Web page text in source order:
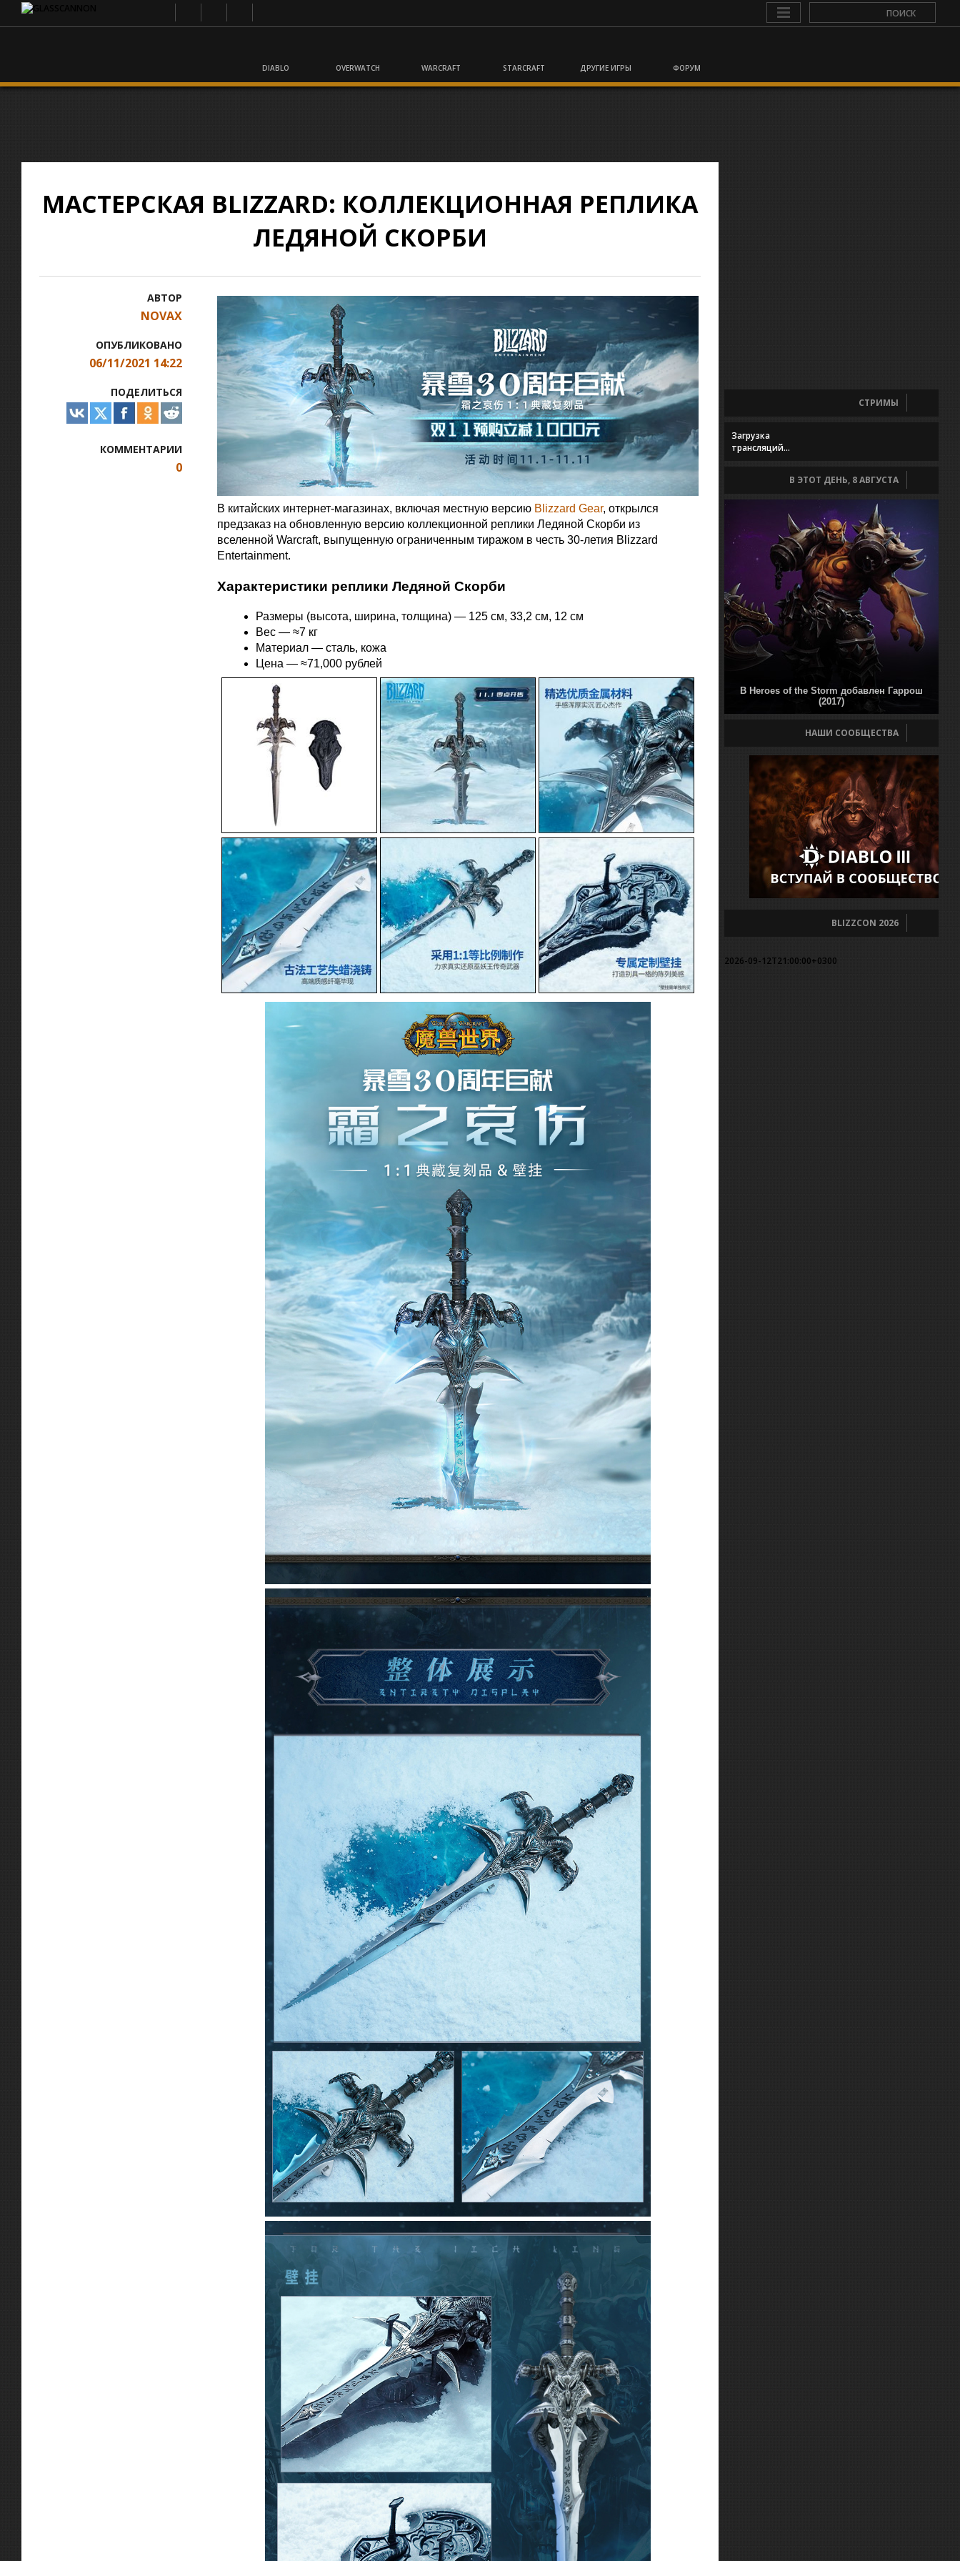
DIABLO OVERWATCH WARCRAFT STARCRAFT ДРУГИЕ ИГРЫ ФОРУМ
МАСТЕРСКАЯ BLIZZARD: КОЛЛЕКЦИОННАЯ РЕПЛИКА
ЛЕДЯНОЙ СКОРБИ
АВТОР
NOVAX
ОПУБЛИКОВАНО
06/11/2021 14:22
ПОДЕЛИТЬСЯ
КОММЕНТАРИИ
0
В китайских интернет-магазинах, включая местную версию Blizzard Gear, открылся
предзаказ на обновленную версию коллекционной реплики Ледяной Скорби из
вселенной Warcraft, выпущенную ограниченным тиражом в честь 30-летия Blizzard
Entertainment.
Характеристики реплики Ледяной Скорби
Размеры (высота, ширина, толщина) — 125 см, 33,2 см, 12 см
Вес — ≈7 кг
Материал — сталь, кожа
Цена — ≈71,000 рублей
СТРИМЫ
Загрузка
трансляций...
В ЭТОТ ДЕНЬ, 8 АВГУСТА
В Heroes of the Storm добавлен Гаррош
(2017)
НАШИ СООБЩЕСТВА
BLIZZCON 2026
2026-09-12T21:00:00+0300